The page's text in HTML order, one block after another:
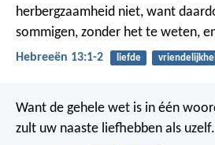
herbergzaamheid niet, want
sommigen, zonder het te weten,
Hebreeën 13:1-2 liefde
Want de gehele wet is in één
zult uw naaste liefhebben als uzelf.